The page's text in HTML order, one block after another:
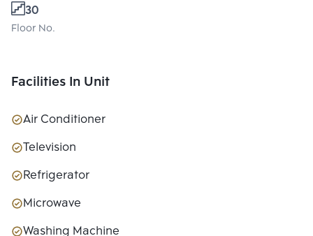
30
Floor No.
Facilities In Unit
Air Conditioner
Television
Refrigerator
Microwave
Washing Machine